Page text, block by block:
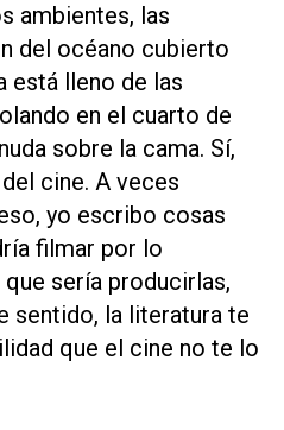
ambientes, las
del océano cubierto
está lleno de las
en el cuarto de
sobre la cama. Sí,
cine. A veces
yo escribo cosas
filmar por lo
sería producirlas,
sentido, la literatura te
que el cine no te lo